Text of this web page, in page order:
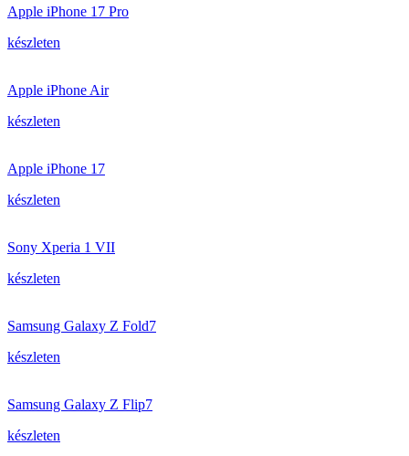
Apple iPhone 17 Pro
készleten
Apple iPhone Air
készleten
Apple iPhone 17
készleten
Sony Xperia 1 VII
készleten
Samsung Galaxy Z Fold7
készleten
Samsung Galaxy Z Flip7
készleten